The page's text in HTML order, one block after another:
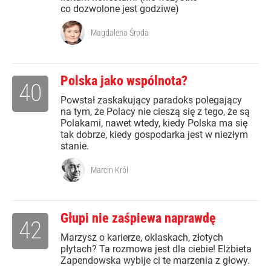
co dozwolone jest godziwe)
Magdalena Środa
Polska jako wspólnota?
Powstał zaskakujący paradoks polegający
na tym, że Polacy nie cieszą się z tego, że są
Polakami, nawet wtedy, kiedy Polska ma się
tak dobrze, kiedy gospodarka jest w niezłym
stanie.
40
Marcin Król
Głupi nie zaśpiewa naprawdę
Marzysz o karierze, oklaskach, złotych
płytach? Ta rozmowa jest dla ciebie! Elżbieta
Zapendowska wybije ci te marzenia z głowy.
42